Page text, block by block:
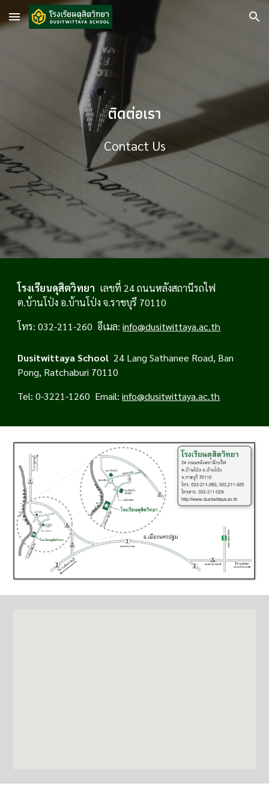
Skip to main content Skip to navigation
ติดต่อเรา
Contact Us
โรงเรียนดุสิตวิทยา เลขที่ 24 ถนนหลังสถานีรถไฟ
ต.บ้านโป่ง อ.บ้านโป่ง จ.ราชบุรี 70110
โทร: 032-211-260 อีเมล:info@dusitwittaya.ac.th
Dusitwittaya School 24 Lang Sathanee Road, Ban
Pong, Ratchaburi 70110
Tel: 0-3221-1260 Email:info@dusitwittaya.ac.th